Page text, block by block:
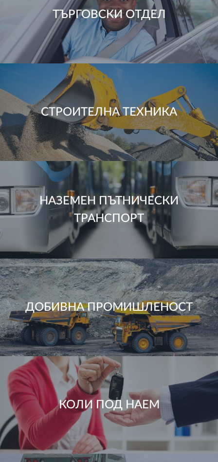
ТЪРГОВСКИ ОТДЕЛ
СТРОИТЕЛНА ТЕХНИКА
НАЗЕМЕН ПЪТНИЧЕСКИ
ТРАНСПОРТ
ДОБИВНА ПРОМИШЛЕНОСТ
КОЛИ ПОД НАЕМ